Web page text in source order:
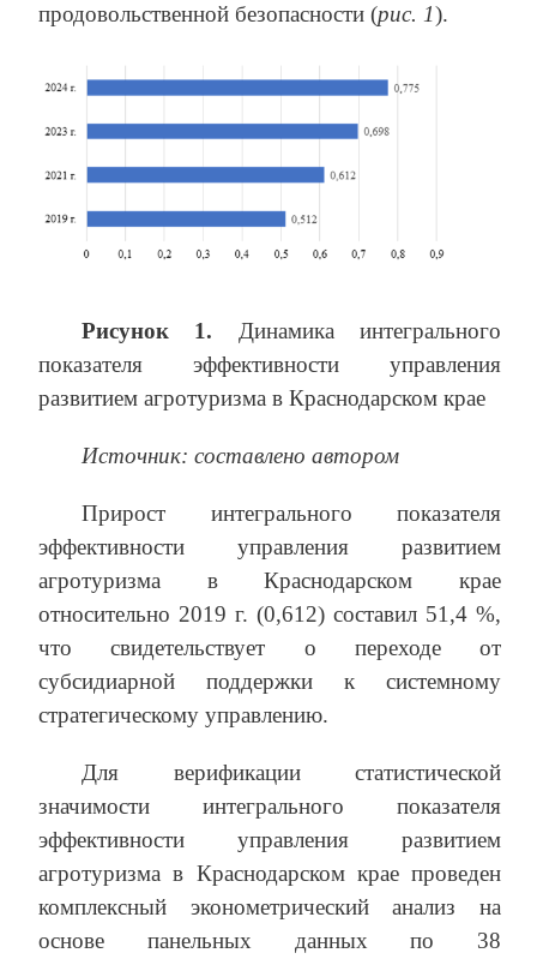
продовольственной безопасности (рис. 1).
Рисунок 1. Динамика интегрального
показателя эффективности управления
развитием агротуризма в Краснодарском крае
Источник: составлено автором
Прирост интегрального показателя
эффективности управления развитием
агротуризма в Краснодарском крае
относительно 2019 г. (0,612) составил 51,4 %,
что свидетельствует о переходе от
субсидиарной поддержки к системному
стратегическому управлению.
Для верификации статистической
значимости интегрального показателя
эффективности управления развитием
агротуризма в Краснодарском крае проведен
комплексный эконометрический анализ на
основе панельных данных по 38